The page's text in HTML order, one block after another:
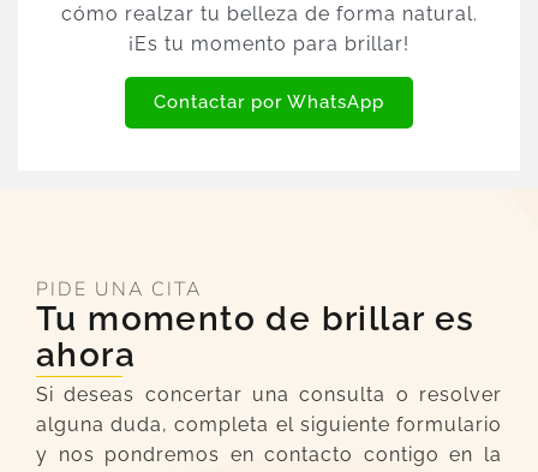
cómo realzar tu belleza de forma natural.
¡Es tu momento para brillar!
Contactar por WhatsApp
PIDE UNA CITA
Tu momento de brillar es
ahora
Si deseas concertar una consulta o resolver
alguna duda, completa el siguiente formulario
y nos pondremos en contacto contigo en la